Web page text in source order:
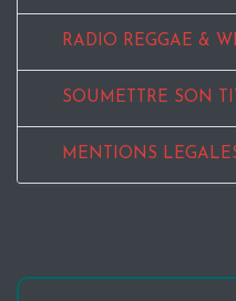
RADIO REGGAE &
SOUMETTRE SON
MENTIONS